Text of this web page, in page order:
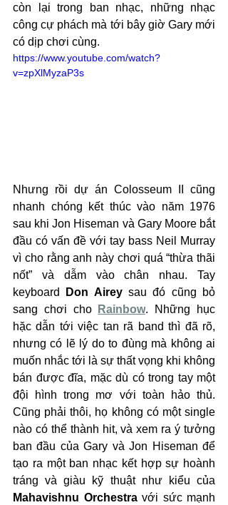
còn lại trong ban nhạc, những nhạc
công cự phách mà tới bây giờ Gary mới
có dịp chơi cùng.
https://www.youtube.com/watch?
v=zpXlMyzaP3s
Nhưng rồi dự án Colosseum II cũng
nhanh chóng kết thúc vào năm 1976
sau khi Jon Hiseman và Gary Moore bắt
đầu có vấn đề với tay bass Neil Murray
vì cho rằng anh này chơi quá “thừa thãi
nốt” và dẫm vào chân nhau. Tay
keyboard
Don Airey sau đó cũng bỏ
sang chơi cho
Rainbow. Những hục
hặc dẫn tới việc tan rã band thì đã rõ,
nhưng có lẽ lý do to đùng mà không ai
muốn nhắc tới là sự thất vọng khi không
bán được đĩa, mặc dù có trong tay một
đội hình trong mơ với toàn hảo thủ.
Cũng phải thôi, họ không có một single
nào có thể thành hit, và xem ra ý tưởng
ban đầu của Gary và Jon Hiseman để
tạo ra một ban nhạc kết hợp sự hoành
Mahavishnu Orchestra với sức mạnh